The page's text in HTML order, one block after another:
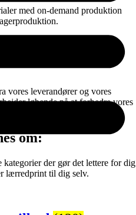
med on-demand produktion
efter brug.
vores leverandører og vores
løbende på at forbedre vores
om:
der gør det lettere for dig
lærredprint til dig selv.